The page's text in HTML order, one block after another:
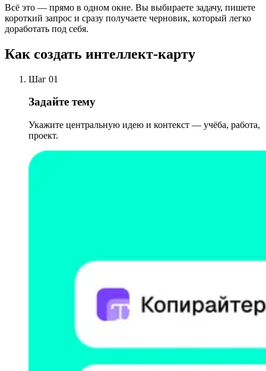
Всё это — прямо в одном окне. Вы выбираете задачу, пишете
короткий запрос и сразу получаете черновик, который легко
доработать под себя.
Как создать интеллект-карту
Шаг 01
Задайте тему
Укажите центральную идею и контекст — учёба, работа,
проект.